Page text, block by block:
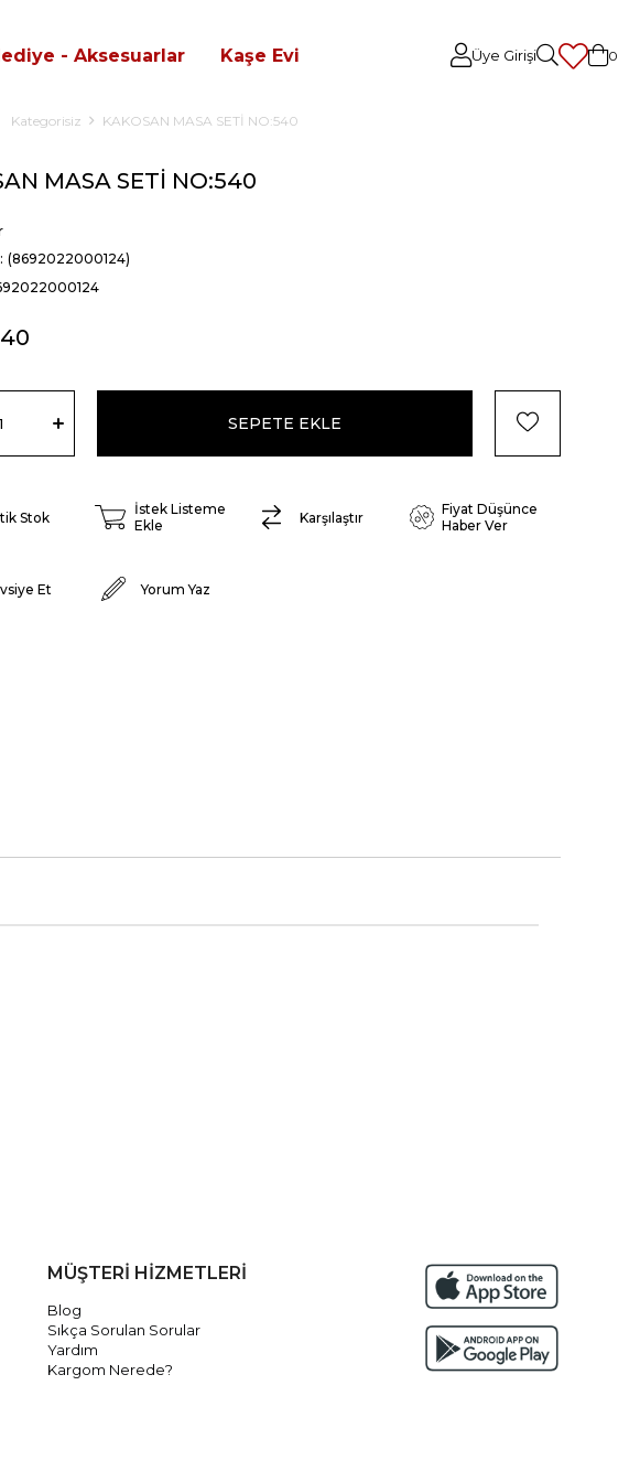
- Aksesuarlar Kaşe Evi Üye Girişi 0
Kategorisiz KAKOSAN MASA SETİ NO:540
MASA SETİ NO:540
(8692022000124)
Stok
İstek Listeme
Ekle
Karşılaştır
Fiyat Düşünce
Haber Ver
Et Yorum Yaz
MÜŞTERİ HİZMETLERİ
Blog
Sıkça Sorulan Sorular
Yardım
Kargom Nerede?